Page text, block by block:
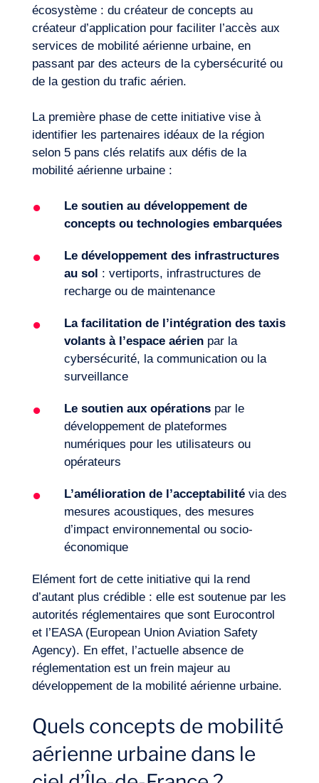
Notre aventure
Journal de Bord
écosystème : du créateur de concepts au
créateur d’application pour faciliter l’accès aux
services de mobilité aérienne urbaine, en
passant par des acteurs de la cybersécuritéou
de la gestion du trafic aérien.
La première phase de cette initiative vise à
identifier les partenaires idéaux de la région
selon 5 pans clés relatifs aux défis de la
mobilité aérienne urbaine :
Le soutien au développement de
concepts ou technologies embarquées
Le développement des infrastructures
au sol : vertiports, infrastructures de
recharge ou de maintenance
La facilitation de l’intégration des taxis
volants à l’espace aérien par la
cybersécurité, la communication ou la
surveillance
Le soutien aux opérationspar le
développement de plateformes
numériques pour les utilisateurs ou
opérateurs
L’amélioration de l’acceptabilité via des
mesures acoustiques, des mesures
d’impact environnemental ou socio-
économique
Elément fort de cette initiative qui la rend
d’autant plus crédible : elle est soutenue par les
autorités réglementaires que sont Eurocontrol
et l’EASA (European Union Aviation Safety
Agency). En effet, l’actuelle absence de
réglementation est un frein majeur au
développement de la mobilité aérienne urbaine.
Quels concepts de mobilité
aérienne urbaine dans le